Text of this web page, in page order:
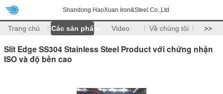
Shandong HaoXuan Iron&Steel Co.,Ltd
Trang chủ Các sản phẩm Video Về chúng tôi >>
Slit Edge SS304 Stainless Steel Product với chứng nhận
ISO và độ bền cao